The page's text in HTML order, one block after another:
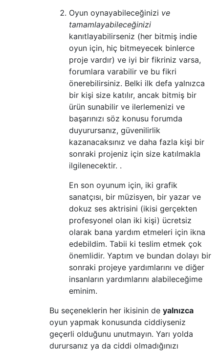
Oyun oynayabileceğinizi ve
tamamlayabileceğinizi
kanıtlayabilirseniz (her bitmiş indie
oyun için, hiç bitmeyecek binlerce
proje vardır) ve iyi bir fikriniz varsa,
forumlara varabilir ve bu fikri
önerebilirsiniz. Belki ilk defa yalnızca
bir kişi size katılır, ancak bitmiş bir
ürün sunabilir ve ilerlemenizi ve
başarınızı söz konusu forumda
duyurursanız, güvenilirlik
kazanacaksınız ve daha fazla kişi bir
sonraki projeniz için size katılmakla
ilgilenecektir. .
En son oyunum için, iki grafik
sanatçısı, bir müzisyen, bir yazar ve
dokuz ses aktrisini (ikisi gerçekten
profesyonel olan iki kişi) ücretsiz
olarak bana yardım etmeleri için ikna
edebildim. Tabii ki teslim etmek çok
önemlidir. Yaptım ve bundan dolayı bir
sonraki projeye yardımlarını ve diğer
insanların yardımlarını alabileceğime
eminim.
Bu seçeneklerin her ikisinin de yalnızca
oyun yapmak konusunda ciddiyseniz
geçerli olduğunu unutmayın. Yarı yolda
durursanız ya da ciddi olmadığınızı